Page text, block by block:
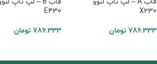
X230
786.333 تومان
E430
786.333 تومان